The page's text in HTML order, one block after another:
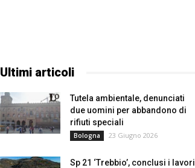
Ultimi articoli
Tutela ambientale, denunciati
due uomini per abbandono di
rifiuti speciali
Bologna 23 Giugno 2026
Sp 21 ‘Trebbio’, conclusi i lavori